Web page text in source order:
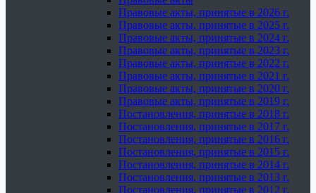
Правовые акты, принятые в 2026 г.
Правовые акты, принятые в 2025 г.
Правовые акты, принятые в 2024 г.
Правовые акты, принятые в 2023 г.
Правовые акты, принятые в 2022 г.
Правовые акты, принятые в 2021 г.
Правовые акты, принятые в 2020 г.
Правовые акты, принятые в 2019 г.
Постановления, принятые в 2018 г.
Постановления, принятые в 2017 г.
Постановления, принятые в 2016 г.
Постановления, принятые в 2015 г.
Постановления, принятые в 2014 г.
Постановления, принятые в 2013 г.
Постановления, принятые в 2012 г.